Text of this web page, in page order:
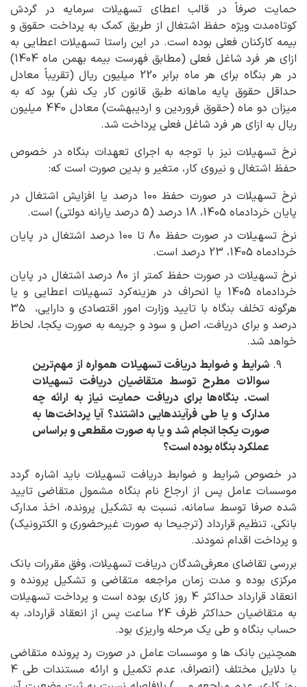
حمایت صرفاً در قالب اعطای تسهیلات سرمایه در گردش
کوتاه‌مدت ویژه حفظ اشتغال از طریق کمک به پرداخت حقوق و
بیمه کارکنان فعلی بوده است. در این راستا تسهیلات اعطایی به
ازای هر فرد شاغل فعلی (مطابق فهرست بیمه بهمن ماه 1404)
در هر بنگاه برای هر ماه برابر 220 میلیون ریال (تقریباً معادل
حداقل حقوق پایه ماهانه طبق قانون کار یک نفر) بود که به
میزان دو ماه (حقوق فروردین و اردیبهشت) معادل 440 میلیون
ریال به ازای هر فرد شاغل فعلی پرداخت شد.
نرخ تسهیلات نیز با توجه به اجرای تعهدات بنگاه در خصوص
حفظ اشتغال و نیروی کار، متغیر و بدین صورت است که:
نرخ تسهیلات در صورت حفظ 100 درصد یا افزایش اشتغال در
پایان خردادماه 1405، 18 درصد (5 درصد یارانه دولتی) است.
نرخ تسهیلات در صورت حفظ 80 تا 100 درصد اشتغال در پایان
خردادماه 1405، 23 درصد است.
نرخ تسهیلات در صورت حفظ کمتر از 80 درصد اشتغال در پایان
خردادماه 1405 یا انحراف در هزینه‌کرد تسهیلات اعطایی و یا
هرگونه تخلف بنگاه با تایید وزارت امور اقتصادی و دارایی، 35
درصد و برای دریافت، اصل و سود و جریمه به صورت یکجا، لحاظ
خواهد شد.
شرایط و ضوابط دریافت تسهیلات همواره از مهم‌ترین
سوالات مطرح توسط متقاضیان دریافت تسهیلات
است. بنگاه‌ها برای دریافت حمایت نیاز به ارائه چه
مدارک و یا طی فرآیندهایی داشتند؟ آیا پرداخت‌ها به
صورت یکجا انجام شد و یا به صورت مقطعی و براساس
عملکرد بنگاه بوده است؟
در خصوص شرایط و ضوابط دریافت تسهیلات باید اشاره گردد
موسسات عامل پس از ارجاع نام بنگاه مشمول متقاضی تایید
شده صرفا توسط سامانه، نسبت به تشکیل پرونده، اخذ مدارک
بانکی، تنظیم قرارداد (ترجیحا به صورت غیرحضوری و الکترونیک)
و پرداخت اقدام نمودند.
بررسی تقاضای معرفی‌شدگان دریافت تسهیلات، وفق مقررات بانک
مرکزی بوده و مدت زمان مراجعه متقاضی و تشکیل پرونده و
انعقاد قرارداد حداکثر 4 روز کاری بوده است و پرداخت تسهیلات
به متقاضیان حداکثر ظرف 24 ساعت پس از انعقاد قرارداد، به
حساب بنگاه و طی یک مرحله واریزی بود.
همچنین بانک ها و موسسات عامل در صورت رد پرونده متقاضی
با دلایل مختلف (انصراف، عدم تکمیل و ارائه مستندات طی 4